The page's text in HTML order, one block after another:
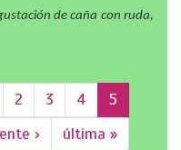
de caña con ruda,
2 3 4
5
› última »